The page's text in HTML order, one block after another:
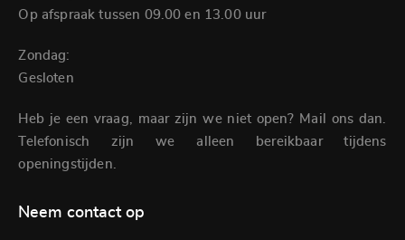
Op afspraak tussen 09.00 en 13.00 uur
Zondag:
Gesloten
Heb je een vraag, maar zijn we niet open? Mail ons dan.
Telefonisch zijn we alleen bereikbaar tijdens
openingstijden.
Neem contact op